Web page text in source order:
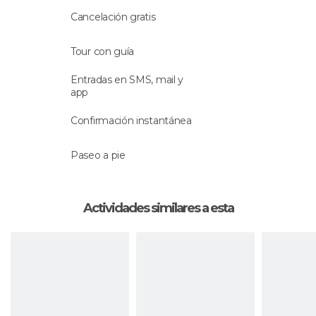
Tras dos horas disfrutando de las preciosas vistas
del guía y se pondrá punto y final al tour.
Idioma
Cancelación gratis
Tour con guía
Entradas en SMS, mail y
app
Confirmación instantánea
Paseo a pie
Actividades similares a esta